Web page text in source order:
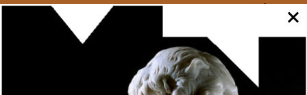
singular, a publicação procura contextualizar a sua importância
histórica, artística e patrimonial, enquadrando-a no universo das
artes decorativas portuguesas e da produção setecentista.